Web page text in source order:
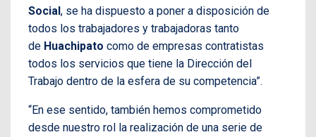
Social, se ha dispuesto a poner a disposición de
todos los trabajadores y trabajadoras tanto
de Huachipato como de empresas contratistas
todos los servicios que tiene la Dirección del
Trabajo dentro de la esfera de su competencia”.
“En ese sentido, también hemos comprometido
desde nuestro rol la realización de una serie de